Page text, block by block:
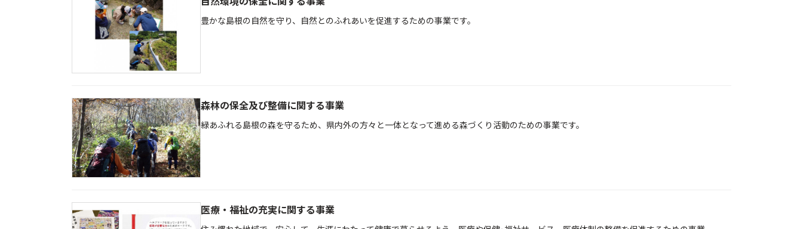
豊かな島根の自然を守り、自然とのふれあいを促進するための事業です。
森林の保全及び整備に関する事業
緑あふれる島根の森を守るため、県内外の方々と一体となって進める森づくり活動のための事業です。
医療・福祉の充実に関する事業